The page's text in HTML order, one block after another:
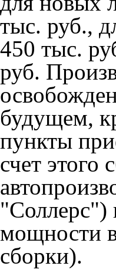
тыс. руб.,
450 тыс.
руб.
будущем,
пункты
счет этого
"Соллерс")
мощности
сборки).